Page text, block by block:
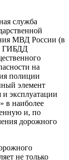
служба
МВД России (в
ГИБДД
на
полиции
элемент
эксплуатации
в наиболее
и, по
дорожного
не только